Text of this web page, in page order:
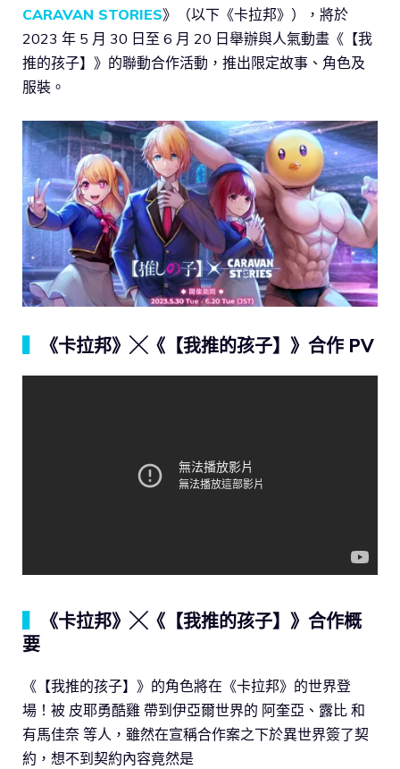
CARAVAN STORIES》（以下《卡拉邦》），將於
2023 年 5 月 30 日至 6 月 20 日舉辦與人氣動畫《【我
推的孩子】》的聯動合作活動，推出限定故事、角色及
服裝。
《卡拉邦》╳《【我推的孩子】》合作 PV
《卡拉邦》╳《【我推的孩子】》合作概
要
《【我推的孩子】》的角色將在《卡拉邦》的世界登
場！被 皮耶勇酷雞 帶到伊亞爾世界的 阿奎亞、露比 和
有馬佳奈 等人，雖然在宣稱合作案之下於異世界簽了契
約，想不到契約內容竟然是